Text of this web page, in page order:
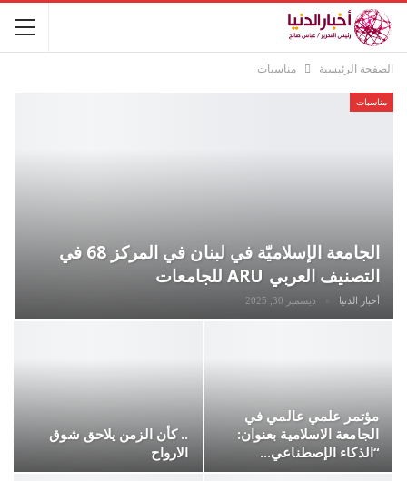
الصفحة الرئيسية مناسبات
مناسبات
الجامعة الإسلاميّة في لبنان في المركز 68 في
التصنيف العربي ARU للجامعات
أخبار الدنيا ديسمبر 30, 2025
مؤتمر علمي عالمي في
الجامعة الاسلامية بعنوان:
“الذكاء الإصطناعي…
.. كأن الزمن يلاحق شوق
الارواح